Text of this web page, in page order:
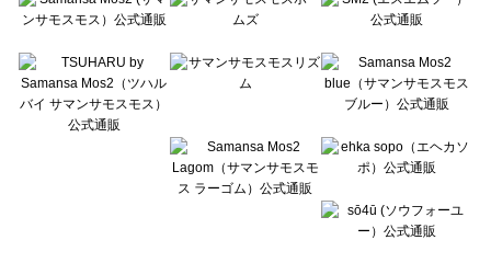
Te chichi CLASSIC（テチチ クラシック）の一覧
Lugnoncure（ルノンキュール）の一覧
BETTY'S BLUE（べティーズブルー）の一覧
Wpc.（ワールドパーティー）の一覧